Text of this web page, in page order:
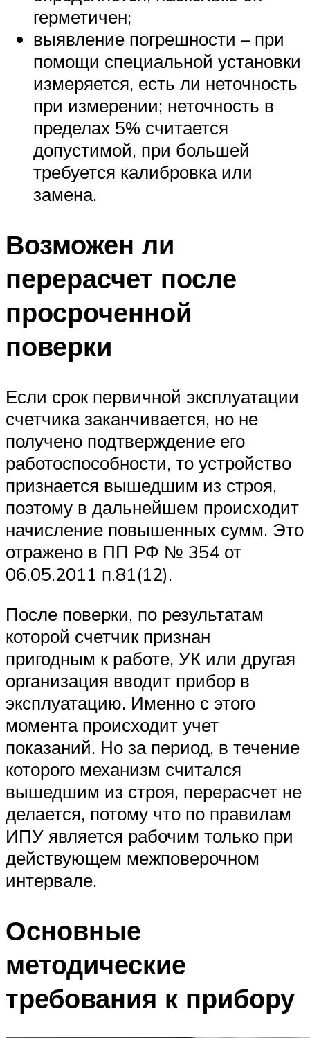
герметичен;
выявление погрешности – при
помощи специальной установки
измеряется, есть ли неточность
при измерении; неточность в
пределах 5% считается
допустимой, при большей
требуется калибровка или
замена.
Возможен ли
перерасчет после
просроченной
поверки
Если срок первичной эксплуатации
счетчика заканчивается, но не
получено подтверждение его
работоспособности, то устройство
признается вышедшим из строя,
поэтому в дальнейшем происходит
начисление повышенных сумм. Это
отражено в ПП РФ № 354 от
06.05.2011 п.81(12).
После поверки, по результатам
которой счетчик признан
пригодным к работе, УК или другая
организация вводит прибор в
эксплуатацию. Именно с этого
момента происходит учет
показаний. Но за период, в течение
которого механизм считался
вышедшим из строя, перерасчет не
делается, потому что по правилам
ИПУ является рабочим только при
действующем межповерочном
интервале.
Основные
методические
требования к прибору